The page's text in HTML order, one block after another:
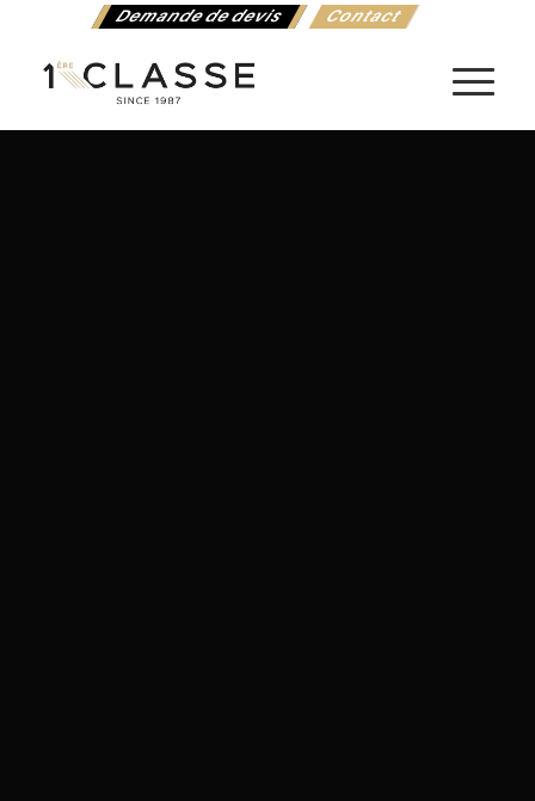
Demande de devis Contact